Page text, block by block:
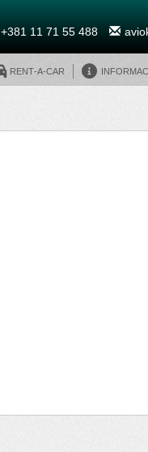
+381 11 71 55 488
Rent-A-Car